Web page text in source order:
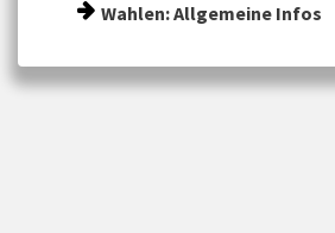
Wahlen: Allgemeine Infos